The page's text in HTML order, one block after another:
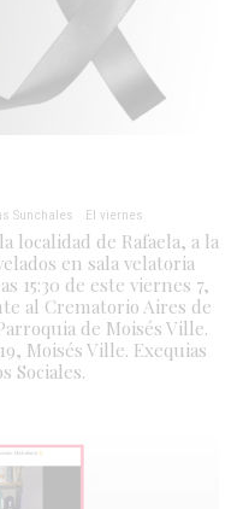
Sunchales El viernes
localidad de Rafaela, a la
en sala velatoria
15:30 de este viernes 7,
al Crematorio Aires de
de Moisés Ville.
Moisés Ville. Exequias
Sociales.